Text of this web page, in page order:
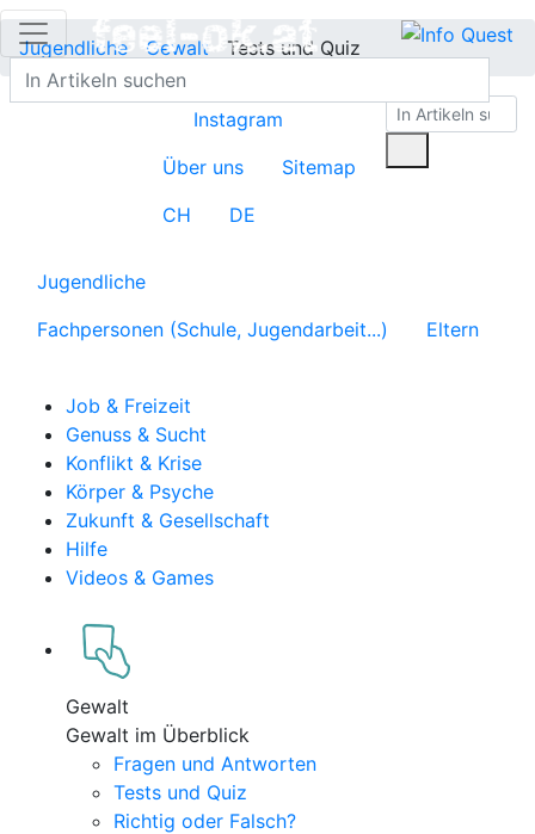
Jugendliche Gewalt Tests und Quiz
Instagram
Über uns
Sitemap
CH
DE
Jugendliche
Fachpersonen (Schule, Jugendarbeit...)
Eltern
Job & Freizeit
Genuss & Sucht
Konflikt & Krise
Körper & Psyche
Zukunft & Gesellschaft
Hilfe
Videos & Games
Gewalt
Gewalt im Überblick
Fragen und Antworten
Tests und Quiz
Richtig oder Falsch?